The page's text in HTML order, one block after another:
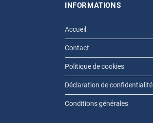
INFORMATIONS
Accueil
Contact
Politique de cookies
Déclaration de confidentialité
Conditions générales